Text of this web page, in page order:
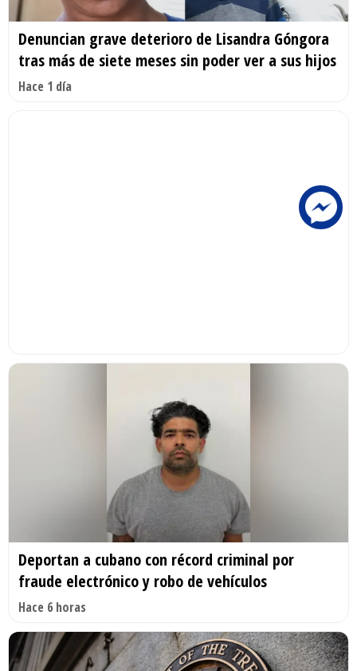
Denuncian grave deterioro de Lisandra Góngora
tras más de siete meses sin poder ver a sus hijos
Hace 1 día
Deportan a cubano con récord criminal por
fraude electrónico y robo de vehículos
Hace 6 horas